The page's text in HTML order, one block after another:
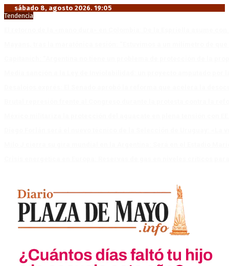
sábado 8, agosto 2026. 19:05
Tendencia